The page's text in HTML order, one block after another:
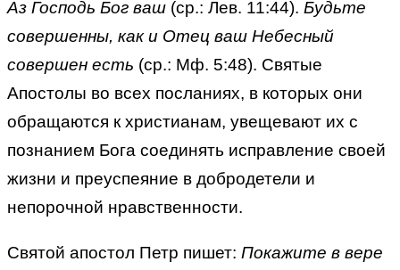
Аз Господь Бог ваш (ср.: Лев. 11:44). Будьте
совершенны, как и Отец ваш Небесный
совершен есть (ср.: Мф. 5:48). Святые
Апостолы во всех посланиях, в которых они
обращаются к христианам, увещевают их с
познанием Бога соединять исправление своей
жизни и преуспеяние в добродетели и
непорочной нравственности.
Святой апостол Петр пишет: Покажите в вере